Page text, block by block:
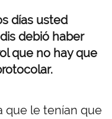
días usted
debió haber
que no hay que
que le tenían que